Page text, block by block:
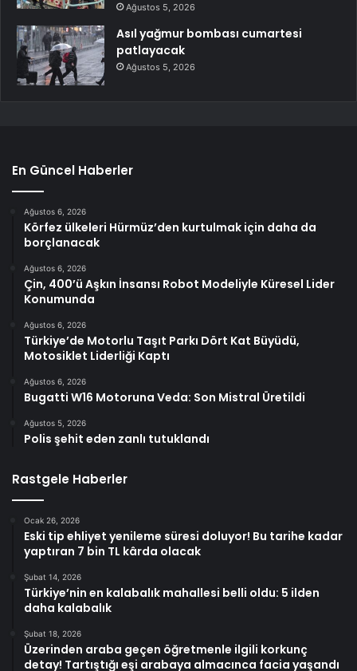
Ağustos 5, 2026
Asıl yağmur bombası cumartesi
patlayacak
Ağustos 5, 2026
En Güncel Haberler
Ağustos 6, 2026
Körfez ülkeleri Hürmüz’den kurtulmak için daha da
borçlanacak
Ağustos 6, 2026
Çin, 400’ü Aşkın İnsansı Robot Modeliyle Küresel Lider
Konumunda
Ağustos 6, 2026
Türkiye’de Motorlu Taşıt Parkı Dört Kat Büyüdü,
Motosiklet Liderliği Kaptı
Ağustos 6, 2026
Bugatti W16 Motoruna Veda: Son Mistral Üretildi
Ağustos 5, 2026
Polis şehit eden zanlı tutuklandı
Rastgele Haberler
Ocak 26, 2026
Eski tip ehliyet yenileme süresi doluyor! Bu tarihe kadar
yaptıran 7 bin TL kârda olacak
Şubat 14, 2026
Türkiye’nin en kalabalık mahallesi belli oldu: 5 ilden
daha kalabalık
Şubat 18, 2026
Üzerinden araba geçen öğretmenle ilgili korkunç
detay! Tartıştığı eşi arabaya almacınca facia yaşandı